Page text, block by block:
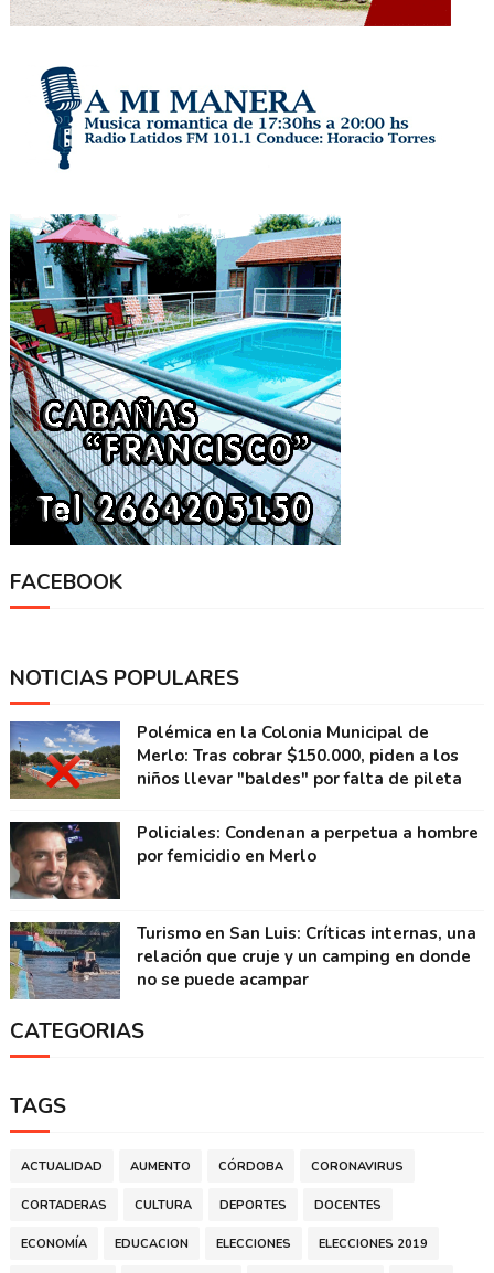
FACEBOOK
NOTICIAS POPULARES
Polémica en la Colonia Municipal de
Merlo: Tras cobrar $150.000, piden a los
niños llevar "baldes" por falta de pileta
Policiales: Condenan a perpetua a hombre
por femicidio en Merlo
Turismo en San Luis: Críticas internas, una
relación que cruje y un camping en donde
no se puede acampar
CATEGORIAS
TAGS
ACTUALIDAD AUMENTO CÓRDOBA CORONAVIRUS
CORTADERAS CULTURA DEPORTES DOCENTES
ECONOMÍA EDUCACION ELECCIONES ELECCIONES 2019